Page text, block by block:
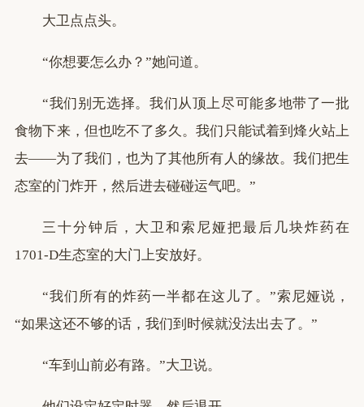
大卫点点头。
“你想要怎么办？”她问道。
“我们别无选择。我们从顶上尽可能多地带了一批
食物下来，但也吃不了多久。我们只能试着到烽火站上
去——为了我们，也为了其他所有人的缘故。我们把生
态室的门炸开，然后进去碰碰运气吧。”
三十分钟后，大卫和索尼娅把最后几块炸药在
1701-D生态室的大门上安放好。
“我们所有的炸药一半都在这儿了。”索尼娅说，
“如果这还不够的话，我们到时候就没法出去了。”
“车到山前必有路。”大卫说。